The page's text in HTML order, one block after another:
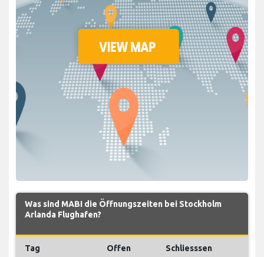
Was sind MABI die Öffnungszeiten bei Stockholm
Arlanda Flughafen?
Tag Offen Schliesssen